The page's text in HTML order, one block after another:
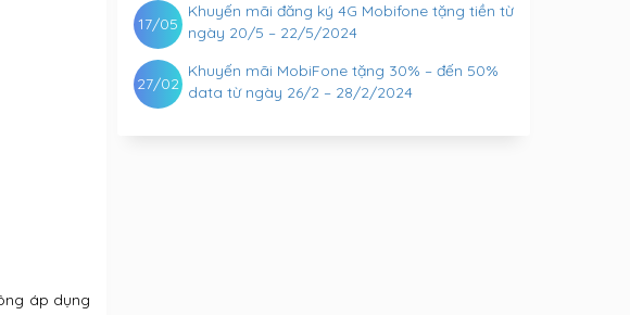
áp dụng
Khuyến mãi đăng ký 4G Mobifone tặng tiền từ
ngày 20/5 – 22/5/2024
17/05
Khuyến mãi MobiFone tặng 30% – đến 50%
data từ ngày 26/2 – 28/2/2024
27/02